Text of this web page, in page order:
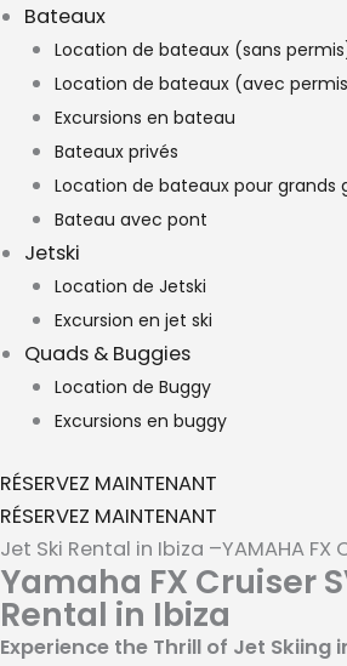
Bateaux
Location de bateaux (sans
Location de bateaux (avec
Excursions en bateau
Bateaux privés
Location de bateaux pour grands
Bateau avec pont
Jetski
Location de Jetski
Excursion en jet ski
Quads & Buggies
Location de Buggy
Excursions en buggy
RÉSERVEZ MAINTENANT
RÉSERVEZ MAINTENANT
Jet Ski Rental in Ibiza –YAMAHA FX
Yamaha FX Cruiser
Rental in Ibiza
Experience the Thrill of Jet Skiing